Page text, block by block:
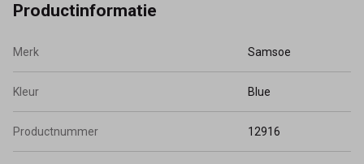
Productinformatie
Merk Samsoe
Kleur Blue
Productnummer 12916